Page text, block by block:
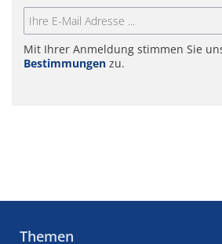
Mit Ihrer Anmeldung stimmen Sie
Bestimmungen zu.
Themen